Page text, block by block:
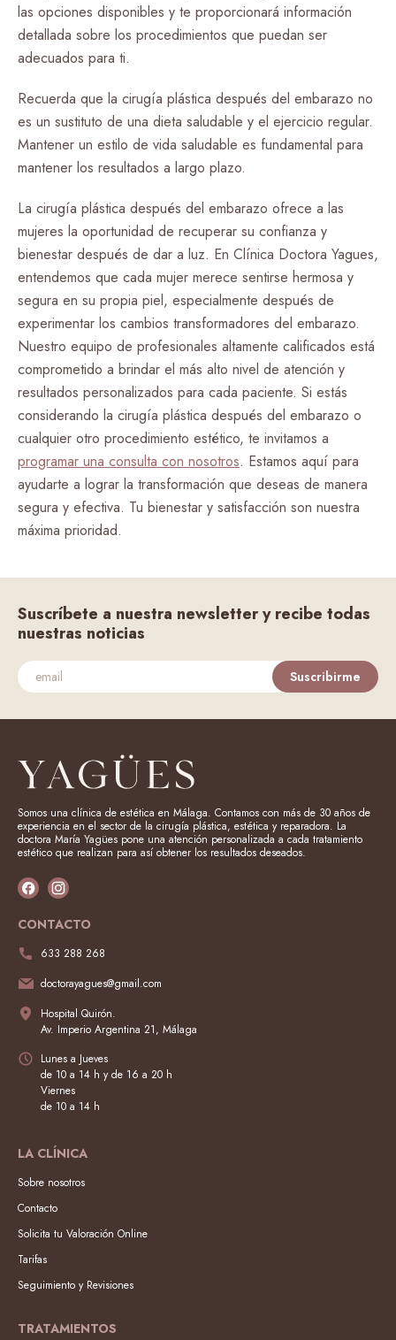
las opciones disponibles y te proporcionará información
detallada sobre los procedimientos que puedan ser
adecuados para ti.
Recuerda que la cirugía plástica después del embarazo no
es un sustituto de una dieta saludable y el ejercicio regular.
Mantener un estilo de vida saludable es fundamental para
mantener los resultados a largo plazo.
La cirugía plástica después del embarazo ofrece a las
mujeres la oportunidad de recuperar su confianza y
bienestar después de dar a luz. En Clínica Doctora Yagues,
entendemos que cada mujer merece sentirse hermosa y
segura en su propia piel, especialmente después de
experimentar los cambios transformadores del embarazo.
Nuestro equipo de profesionales altamente calificados está
comprometido a brindar el más alto nivel de atención y
resultados personalizados para cada paciente. Si estás
considerando la cirugía plástica después del embarazo o
cualquier otro procedimiento estético, te invitamos a
programar una consulta con nosotros. Estamos aquí para
ayudarte a lograr la transformación que deseas de manera
segura y efectiva. Tu bienestar y satisfacción son nuestra
máxima prioridad.
Suscríbete a nuestra newsletter y recibe todas
nuestras noticias
Suscribirme
Somos una clínica de estética en Málaga. Contamos con más de 30 años de
experiencia en el sector de la cirugía plástica, estética y reparadora. La
doctora María Yagües pone una atención personalizada a cada tratamiento
estético que realizan para así obtener los resultados deseados.
CONTACTO
633 288 268
doctorayagues@gmail.com
Hospital Quirón.
Av. Imperio Argentina 21, Málaga
Lunes a Jueves
de 10 a 14 h y de 16 a 20 h
Viernes
de 10 a 14 h
LA CLÍNICA
Sobre nosotros
Contacto
Solicita tu Valoración Online
Tarifas
Seguimiento y Revisiones
TRATAMIENTOS